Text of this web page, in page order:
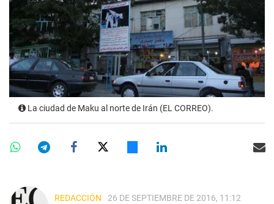
La ciudad de Maku al norte de Irán (EL CORREO).
REDACCIÓN 26 DE SEPTIEMBRE DE 2016, 11:12